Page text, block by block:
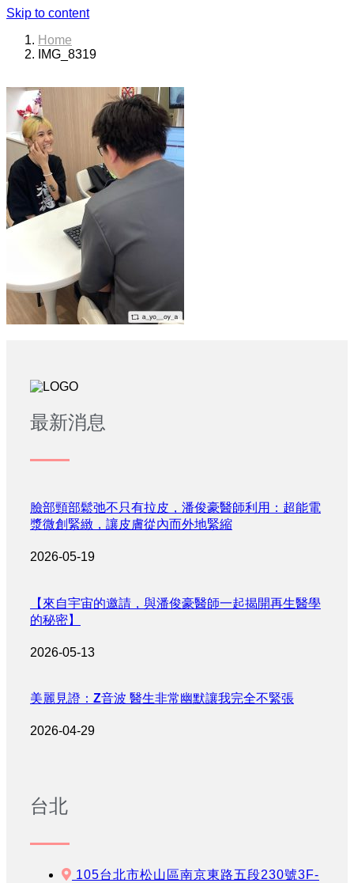
Skip to content
Home
IMG_8319
最新消息
臉部頸部鬆弛不只有拉皮，潘俊豪醫師利用：超能電
漿微創緊緻，讓皮膚從內而外地緊縮
2026-05-19
【來自宇宙的邀請，與潘俊豪醫師一起揭開再生醫學
的秘密】
2026-05-13
美麗見證：Z音波 醫生非常幽默讓我完全不緊張
2026-04-29
台北
105台北市松山區南京東路五段230號3F-